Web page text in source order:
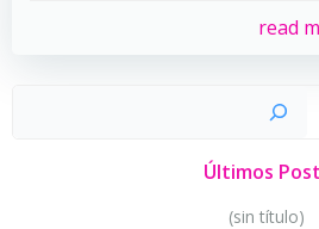
read
Últimos
(sin título)